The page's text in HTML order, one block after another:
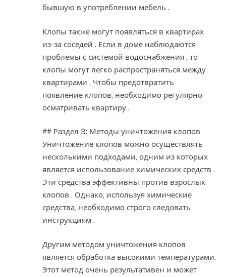
бывшую в употреблении мебель .
Клопы также могут появляться в квартирах
из-за соседей . Если в доме наблюдаются
проблемы с системой водоснабжения , то
клопы могут легко распространяться между
квартирами . Чтобы предотвратить
появление клопов, необходимо регулярно
осматривать квартиру .
## Раздел 3: Методы уничтожения клопов
Уничтожение клопов можно осуществлять
несколькими подходами, одним из которых
является использование химических средств .
Эти средства эффективны против взрослых
клопов . Однако, используя химические
средства, необходимо строго следовать
инструкциям .
Другим методом уничтожения клопов
является обработка высокими температурами.
Этот метод очень результативен и может